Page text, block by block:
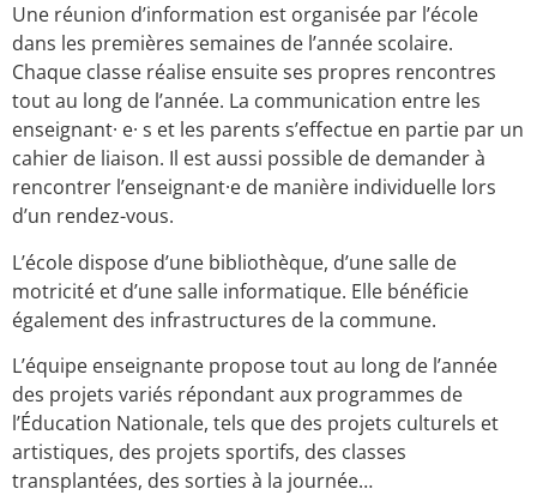
Une réunion d’information est organisée par l’école
dans les premières semaines de l’année scolaire.
Chaque classe réalise ensuite ses propres rencontres
tout au long de l’année. La communication entre les
enseignant· e· s et les parents s’effectue en partie par un
cahier de liaison. Il est aussi possible de demander à
rencontrer l’enseignant·e de manière individuelle lors
d’un rendez-vous.
L’école dispose d’une bibliothèque, d’une salle de
motricité et d’une salle informatique. Elle bénéficie
également des infrastructures de la commune.
L’équipe enseignante propose tout au long de l’année
des projets variés répondant aux programmes de
l’Éducation Nationale, tels que des projets culturels et
artistiques, des projets sportifs, des classes
transplantées, des sorties à la journée…